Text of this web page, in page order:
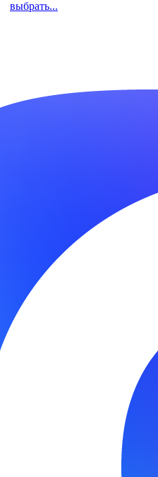
выбрать...